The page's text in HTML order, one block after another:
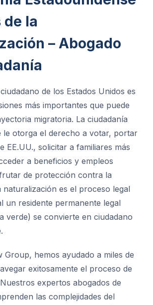
de la
– Abogado
de los Estados Unidos es
más importantes que puede
migratoria. La ciudadanía
le otorga el derecho a votar, portar
EE.UU., solicitar a familiares más
a beneficios y empleos
de protección contra la
naturalización es el proceso legal
un residente permanente legal
verde) se convierte en ciudadano
Group, hemos ayudado a miles de
exitosamente el proceso de
expertos abogados de
las complejidades del